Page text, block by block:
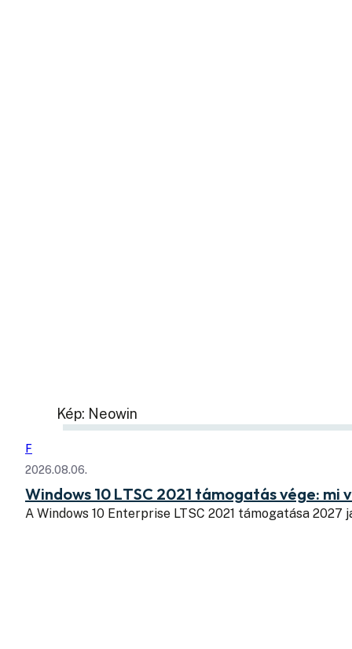
Kép: Neowin
F
2026.08.06.
Windows 10 LTSC 2021 támogatás vége: mi
A Windows 10 Enterprise LTSC 2021 támogatása 2027